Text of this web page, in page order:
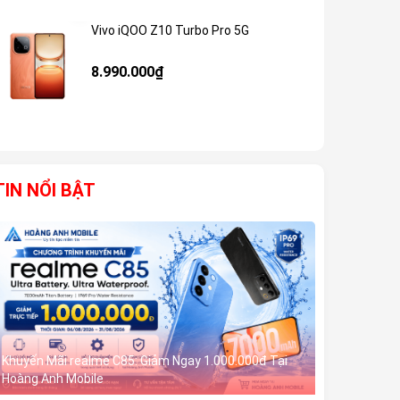
Vivo iQOO Z10 Turbo Pro 5G
8.990.000₫
NỔI BẬT
Khuyến Mãi realme C85: Giảm Ngay 1.000.000đ Tại
Hoàng Anh Mobile